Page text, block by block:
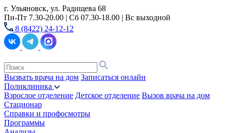
г. Ульяновск, ул. Радищева 68
Пн-Пт 7.30-20.00 | Сб 07.30-18.00 | Вс выходной
8 (8422) 24-12-12
Вызвать врача на дом Записаться онлайн
Поликлиника
Взрослое отделение Детское отделение Вызов врача на дом
Стационар
Справки и профосмотры
Программы